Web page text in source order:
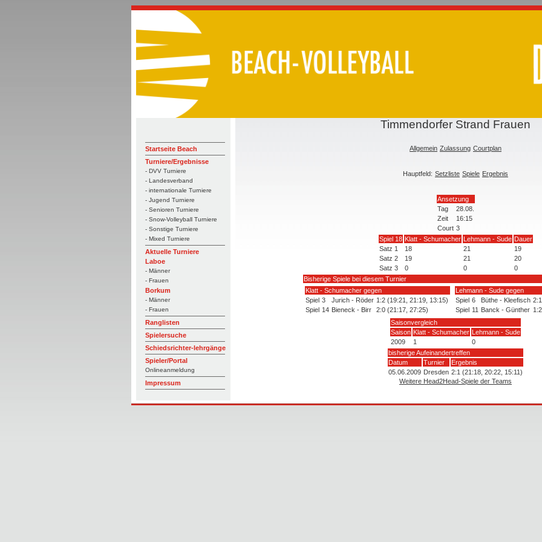
Startseite Beach
Turniere/Ergebnisse
- DVV Turniere
- Landesverband
- internationale Turniere
- Jugend Turniere
- Senioren Turniere
- Snow-Volleyball Turniere
- Sonstige Turniere
- Mixed Turniere
Aktuelle Turniere
Laboe
- Männer
- Frauen
Borkum
- Männer
- Frauen
Ranglisten
Spielersuche
Schiedsrichter-lehrgänge
Spieler/Portal
Onlineanmeldung
Impressum
Timmendorfer Strand Frauen
Allgemein Zulassung Courtplan
Hauptfeld: Setzliste Spiele Ergebnis
Ansetzung
Tag
28.08.
Zeit
16:15
Court 3
Spiel 18 Klatt - Schumacher Lehmann - Sude Dauer
Satz 1
18 21
19
Satz 2
19 21
20
Satz 3
0 0
0
Bisherige Spiele bei diesem Turnier
Klatt - Schumacher gegen
Spiel 3 Jurich - Röder 1:2 (19:21, 21:19, 13:15)
Spiel 14 Bieneck - Birr 2:0 (21:17, 27:25)
Lehmann - Sude gegen
Spiel 6 Büthe - Kleefisch
Spiel 11 Banck - Günther
Saisonvergleich
Saison Klatt - Schumacher Lehmann - Sude
2009
1
0
bisherige Aufeinandertreffen
Datum
Turnier
Ergebnis
05.06.2009 Dresden 2:1 (21:18, 20:22, 15:11)
Weitere Head2Head-Spiele der Teams